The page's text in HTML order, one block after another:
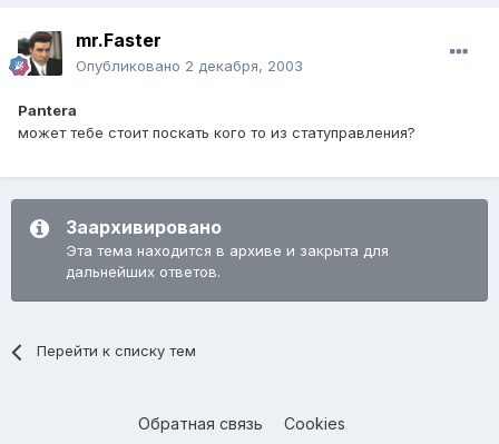
mr.Faster
Опубликовано 2 декабря, 2003
Pantera
может тебе стоит поскать кого то из статуправления?
Заархивировано
Эта тема находится в архиве и закрыта для
дальнейших ответов.
Перейти к списку тем
Обратная связь Cookies